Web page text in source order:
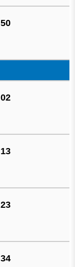
50
02
13
23
34